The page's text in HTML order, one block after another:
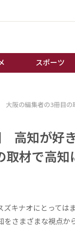
スポーツ
競輪
ボートレー
大阪の編集者の3冊目の
高知が好
材で高知
キナオにとっては
さまざまな視点か